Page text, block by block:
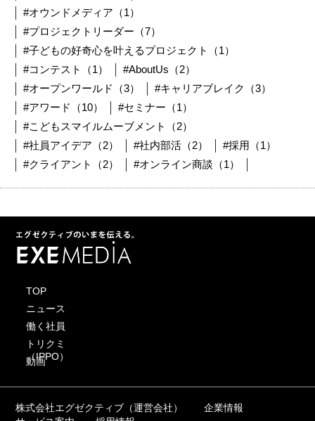
#オウンドメディア（1）
#プロジェクトリーダー（7）
#子どもの好奇心を叶えるプロジェクト（1）
#コンテスト（1）
#AboutUs（2）
#オープンワールド（3）
#キャリアブレイク（3）
#アワード（10）
#セミナー（1）
#こどもスマイルムーブメント（2）
#社員アイデア（2）
#社内部活（2）
#採用（1）
#クライアント（2）
#オンライン商談（1）
TOP
ニュース
働く社員
トリクミ
（IPPO）
動画
株式会社エグゼクティブ（運営会社）
企業情報